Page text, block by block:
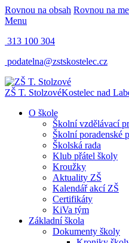
Rovnou na obsah Rovnou na
Menu
313 100 304
podatelna@zstskostelec.cz
ZŠ T. StolzovéKostelec nad
O škole
Školní vzdělávací
Školní poradenské
Školská rada
Klub přátel školy
Kroužky
Aktuality ZŠ
Kalendář akcí ZŠ
Certifikáty
KiVa tým
Základní škola
Dokumenty školy